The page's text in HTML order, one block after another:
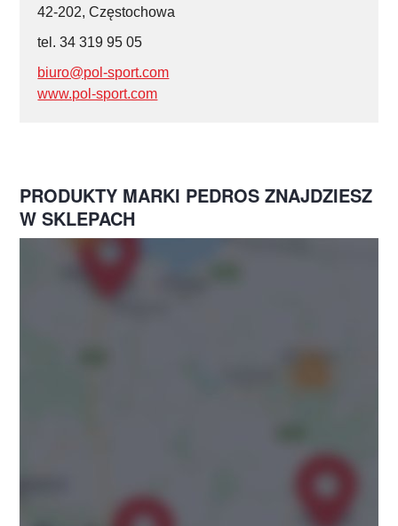
42-202, Częstochowa
tel. 34 319 95 05
biuro@pol-sport.com
www.pol-sport.com
PRODUKTY MARKI PEDROS ZNAJDZIESZ
W SKLEPACH